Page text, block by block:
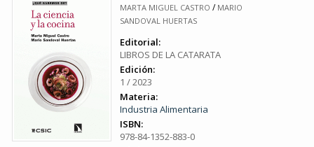
MARTA MIGUEL CASTRO / MARIO
SANDOVAL HUERTAS
Editorial:
LIBROS DE LA CATARATA
Edición:
1 / 2023
Materia:
Industria Alimentaria
ISBN:
978-84-1352-883-0